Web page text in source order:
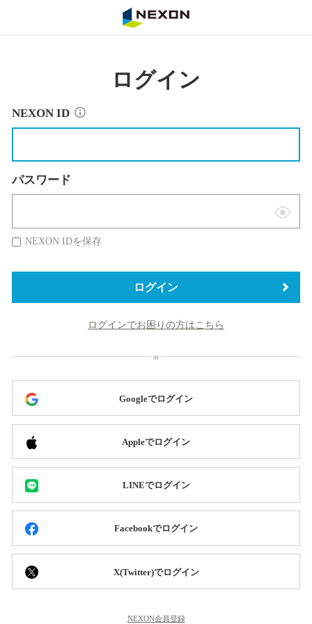
ログイン
NEXON ID
パスワード
表
替
NEXON IDを保存
ログイン
ログインでお困りの方はこちら
Googleでログイン
Appleでログイン
LINEでログイン
Facebookでログイン
X(Twitter)でログイン
NEXON会員登録